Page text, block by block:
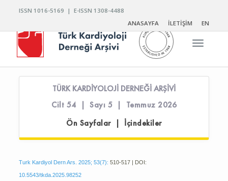
ISSN 1016-5169 | E-ISSN 1308-4488
ANASAYFA
İLETİŞİM EN
Toggle
TÜRK KARDİYOLOJİ DERNEĞİ ARŞİVİ
Cilt 54 | Sayı 5 | Temmuz 2026
Ön Sayfalar | İçindekiler
Turk Kardiyol Dern Ars. 2025; 53(7): 510-517 | DOI:
10.5543/tkda.2025.98252